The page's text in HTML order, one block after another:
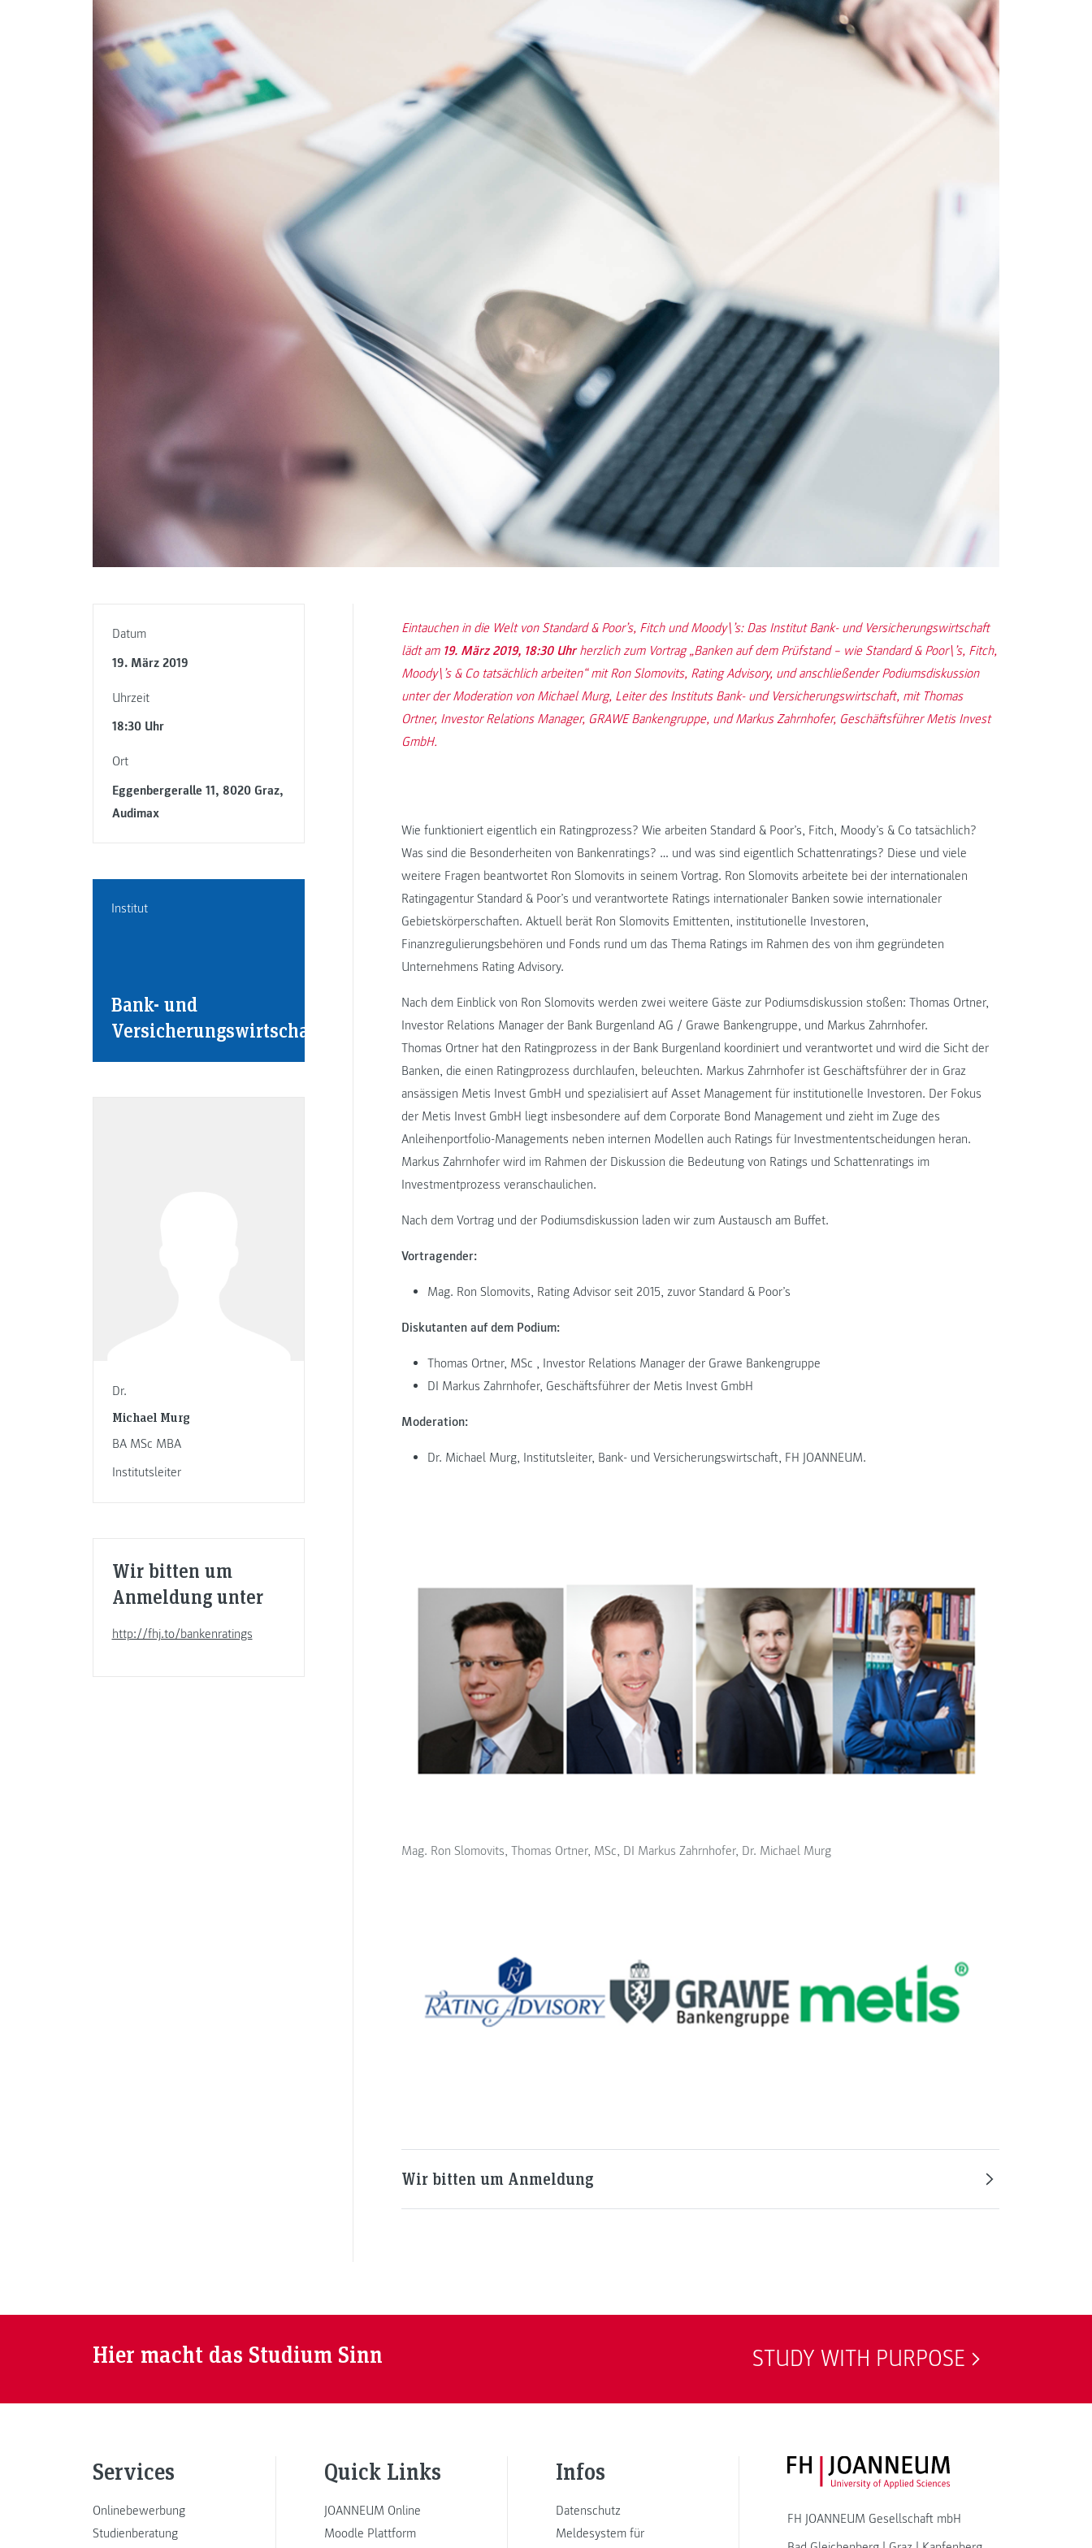
Datum
19. März 2019
Uhrzeit
18:30 Uhr
Ort
Eggenbergeralle 11, 8020 Graz,
Audimax
Institut
Bank- und
Versicherungswirtschaft
Dr.
Michael Murg
BA MSc MBA
Institutsleiter
Wir bitten um
Anmeldung unter
http://fhj.to/bankenratings
Eintauchen in die Welt von Standard & Poor’s, Fitch und Moody\’s: Das Institut Bank- und Versicherungswirtschaft
lädt am 19. März 2019, 18:30 Uhrherzlich zum Vortrag „Banken auf dem Prüfstand – wie Standard & Poor\’s, Fitch,
Moody\’s & Co tatsächlich arbeiten“ mit Ron Slomovits, Rating Advisory, und anschließender Podiumsdiskussion
unter der Moderation von Michael Murg, Leiter des Instituts Bank- und Versicherungswirtschaft, mit Thomas
Ortner, Investor Relations Manager, GRAWE Bankengruppe, und Markus Zahrnhofer, Geschäftsführer Metis Invest
GmbH.
Wie funktioniert eigentlich ein Ratingprozess? Wie arbeiten Standard & Poor’s, Fitch, Moody’s & Co tatsächlich?
Was sind die Besonderheiten von Bankenratings? … und was sind eigentlich Schattenratings? Diese und viele
weitere Fragen beantwortet Ron Slomovits in seinem Vortrag. Ron Slomovits arbeitete bei der internationalen
Ratingagentur Standard & Poor’s und verantwortete Ratings internationaler Banken sowie internationaler
Gebietskörperschaften. Aktuell berät Ron Slomovits Emittenten, institutionelle Investoren,
Finanzregulierungsbehören und Fonds rund um das Thema Ratings im Rahmen des von ihm gegründeten
Unternehmens Rating Advisory.
Nach dem Einblick von Ron Slomovits werden zwei weitere Gäste zur Podiumsdiskussion stoßen: Thomas Ortner,
Investor Relations Manager der Bank Burgenland AG / Grawe Bankengruppe, und Markus Zahrnhofer.
Thomas Ortner hat den Ratingprozess in der Bank Burgenland koordiniert und verantwortet und wird die Sicht der
Banken, die einen Ratingprozess durchlaufen, beleuchten. Markus Zahrnhofer ist Geschäftsführer der in Graz
ansässigen Metis Invest GmbH und spezialisiert auf Asset Management für institutionelle Investoren. Der Fokus
der Metis Invest GmbH liegt insbesondere auf dem Corporate Bond Management und zieht im Zuge des
Anleihenportfolio-Managements neben internen Modellen auch Ratings für Investmententscheidungen heran.
Markus Zahrnhofer wird im Rahmen der Diskussion die Bedeutung von Ratings und Schattenratings im
Investmentprozess veranschaulichen.
Nach dem Vortrag und der Podiumsdiskussion laden wir zum Austausch am Buffet.
Vortragender:
Mag. Ron Slomovits, Rating Advisor seit 2015, zuvor Standard & Poor’s
Diskutanten auf dem Podium:
Thomas Ortner, MSc , Investor Relations Manager der Grawe Bankengruppe
DI Markus Zahrnhofer, Geschäftsführer der Metis Invest GmbH
Moderation:
Dr. Michael Murg, Institutsleiter, Bank- und Versicherungswirtschaft, FH JOANNEUM.
Mag. Ron Slomovits, Thomas Ortner, MSc, DI Markus Zahrnhofer, Dr. Michael Murg
Wir bitten um Anmeldung
Hier macht das Studium Sinn STUDY WITH PURPOSE
Services
Onlinebewerbung
Studienberatung
Quick Links
JOANNEUM Online
Moodle Plattform
Infos
Datenschutz
Meldesystem für
FH JOANNEUM Logo
FH JOANNEUM Gesellschaft mbH